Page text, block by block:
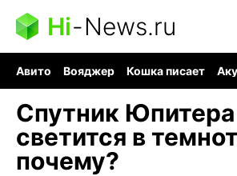
Hi-News.ru
Авито Вояджер Кошка писает
Cпутник
светится в
почему?